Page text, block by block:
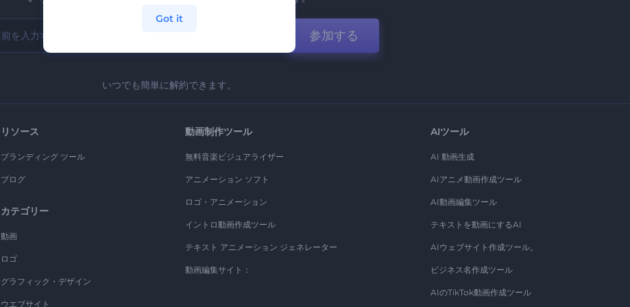
参加する
いつでも簡単に解約できます。
リソース
ブランディング ツール
ブログ
カテゴリー
動画
ロゴ
グラフィック・デザイン
ウエブサイト
動画制作ツール
無料音楽ビジュアライザー
アニメーション ソフト
ロゴ・アニメーション
イントロ動画作成ツール
テキスト アニメーション ジェネレーター
動画編集サイト：
AIツール
AI 動画生成
AIアニメ動画作成ツール
AI動画編集ツール
テキストを動画にするAI
AIウェブサイト作成ツール。
ビジネス名作成ツール
AIのTikTok動画作成ツール
Got it